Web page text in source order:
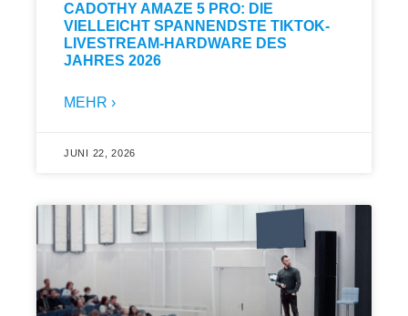
CADOTHY AMAZE 5 PRO: DIE
VIELLEICHT SPANNENDSTE TIKTOK-
LIVESTREAM-HARDWARE DES
JAHRES 2026
MEHR ›
JUNI 22, 2026